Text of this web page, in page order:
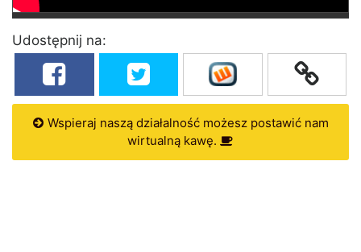
Udostępnij na:
Wspieraj naszą działalność możesz postawić nam
wirtualną kawę.